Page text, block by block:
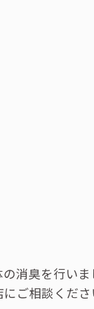
消臭を行いま
ご相談くださ